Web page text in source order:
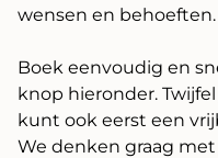
wensen en behoeften.
Boek eenvoudig en
knop hieronder.
kunt ook eerst een
We denken graag